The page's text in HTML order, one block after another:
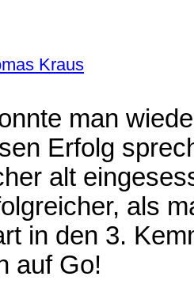
Kraus
man
Erfolg
alt
als
in den 3.
auf Go!